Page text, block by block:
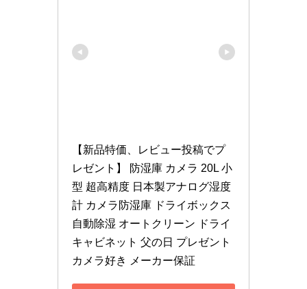
【新品特価、レビュー投稿でプ
レゼント】 防湿庫 カメラ 20L 小
型 超高精度 日本製アナログ湿度
計 カメラ防湿庫 ドライボックス
自動除湿 オートクリーン ドライ
キャビネット 父の日 プレゼント
カメラ好き メーカー保証